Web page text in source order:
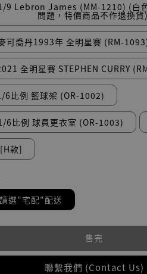
9 Lebron James (MM-1210) (白
問題，特價商品不作退換貨
可喬丹1993年 全明星賽 (RM-
全明星賽 STEPHEN CURRY
6比例 籃球架 (OR-1002)
6比例 球員更衣室 (OR-1003)
款]
選"宅配"配送
售完
聯繫我們 (Contact Us)